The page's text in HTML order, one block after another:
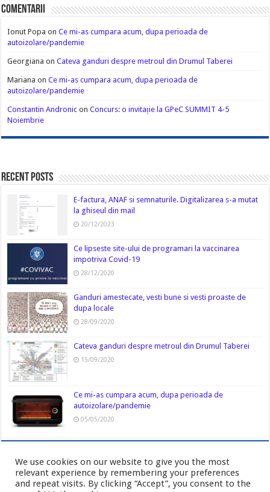
Comentarii
Ionut Popa onCe mi-as cumpara acum, dupa perioada de
autoizolare/pandemie
Georgiana onCateva ganduri despre metroul din Drumul Taberei
Mariana onCe mi-as cumpara acum, dupa perioada de
autoizolare/pandemie
Constantin Andronic onConcurs: o invitație la GPeC SUMMIT 4-5
Noiembrie
Recent Posts
E-factura, ANAF si semnaturile. Digitalizarea s-a mutat
la ghiseul din mail
20/12/2023
Ce lipseste site-ului de programari la vaccinarea
impotriva Covid-19
28/12/2020
Ganduri amestecate, vesti bune si vesti proaste de
dupa locale
28/09/2020
Cateva ganduri despre metroul din Drumul Taberei
15/09/2020
Ce mi-as cumpara acum, dupa perioada de
autoizolare/pandemie
05/05/2020
We use cookies on our website to give you the most
relevant experience by remembering your preferences
and repeat visits. By clicking “Accept”, you consent to the